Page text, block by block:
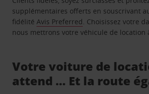
supplémentaires offerts en souscrivant
fidélitéAvis Preferred. Choisissez votre
nous mettrons votre véhicule de location
Votre voiture de
attend … Et la route